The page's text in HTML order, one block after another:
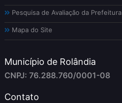
Pesquisa de Avaliação da Prefeitura
Mapa do Site
Município de Rolândia
CNPJ: 76.288.760/0001-08
Contato